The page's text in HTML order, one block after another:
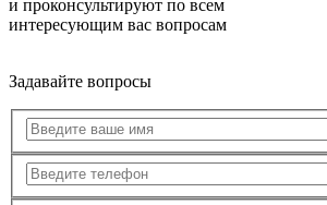
и проконсультируют по всем
интересующим вас вопросам
Задавайте вопросы